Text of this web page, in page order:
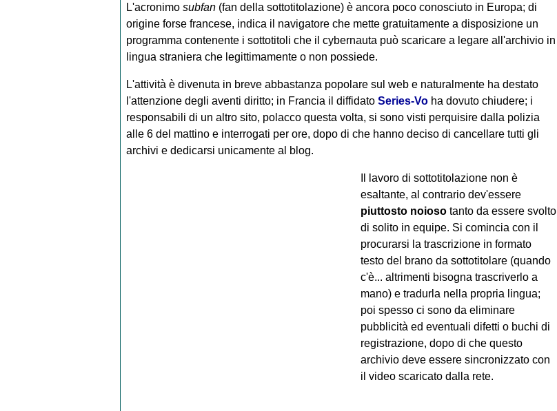
L'acronimo subfan(fan della sottotitolazione) è ancora poco conosciuto in Europa; di
origine forse francese, indica il navigatore che mette gratuitamente a disposizione un
programma contenente i sottotitoli che il cybernauta può scaricare a legare all'archivio in
lingua straniera che legittimamente o non possiede.
L'attività è divenuta in breve abbastanza popolare sul web e naturalmente ha destato
l'attenzione degli aventi diritto; in Francia il diffidato Series-Voha dovuto chiudere; i
responsabili di un altro sito, polacco questa volta, si sono visti perquisire dalla polizia
alle 6 del mattino e interrogati per ore, dopo di che hanno deciso di cancellare tutti gli
archivi e dedicarsi unicamente al blog.
Il lavoro di sottotitolazione non è
esaltante, al contrario dev'essere
piuttosto noiosotanto da essere svolto
di solito in equipe. Si comincia con il
procurarsi la trascrizione in formato
testo del brano da sottotitolare (quando
c'è... altrimenti bisogna trascriverlo a
mano) e tradurla nella propria lingua;
poi spesso ci sono da eliminare
pubblicità ed eventuali difetti o buchi di
registrazione, dopo di che questo
archivio deve essere sincronizzato con
il video scaricato dalla rete.